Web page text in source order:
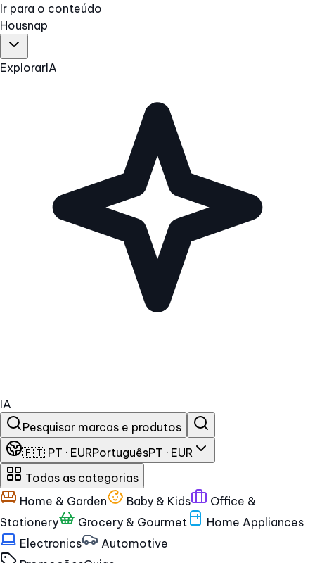
Ir para o conteúdo
Housnap
ExplorarIA
IA
Pesquisar marcas e produtos
🇵🇹 PT · EURPortuguêsPT · EUR
Todas as categorias
Home & Garden
Baby & Kids
Office &
Stationery
Grocery & Gourmet
Home Appliances
Electronics
Automotive